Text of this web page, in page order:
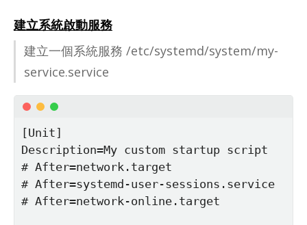
建立系統啟動服務
建立一個系統服務 /etc/​sys­temd/​sys­tem/​my-
ser­vice.ser­vice
[Unit]
Description=My custom startup script
# After=network.target
# After=systemd-user-sessions.service
# After=network-online.target